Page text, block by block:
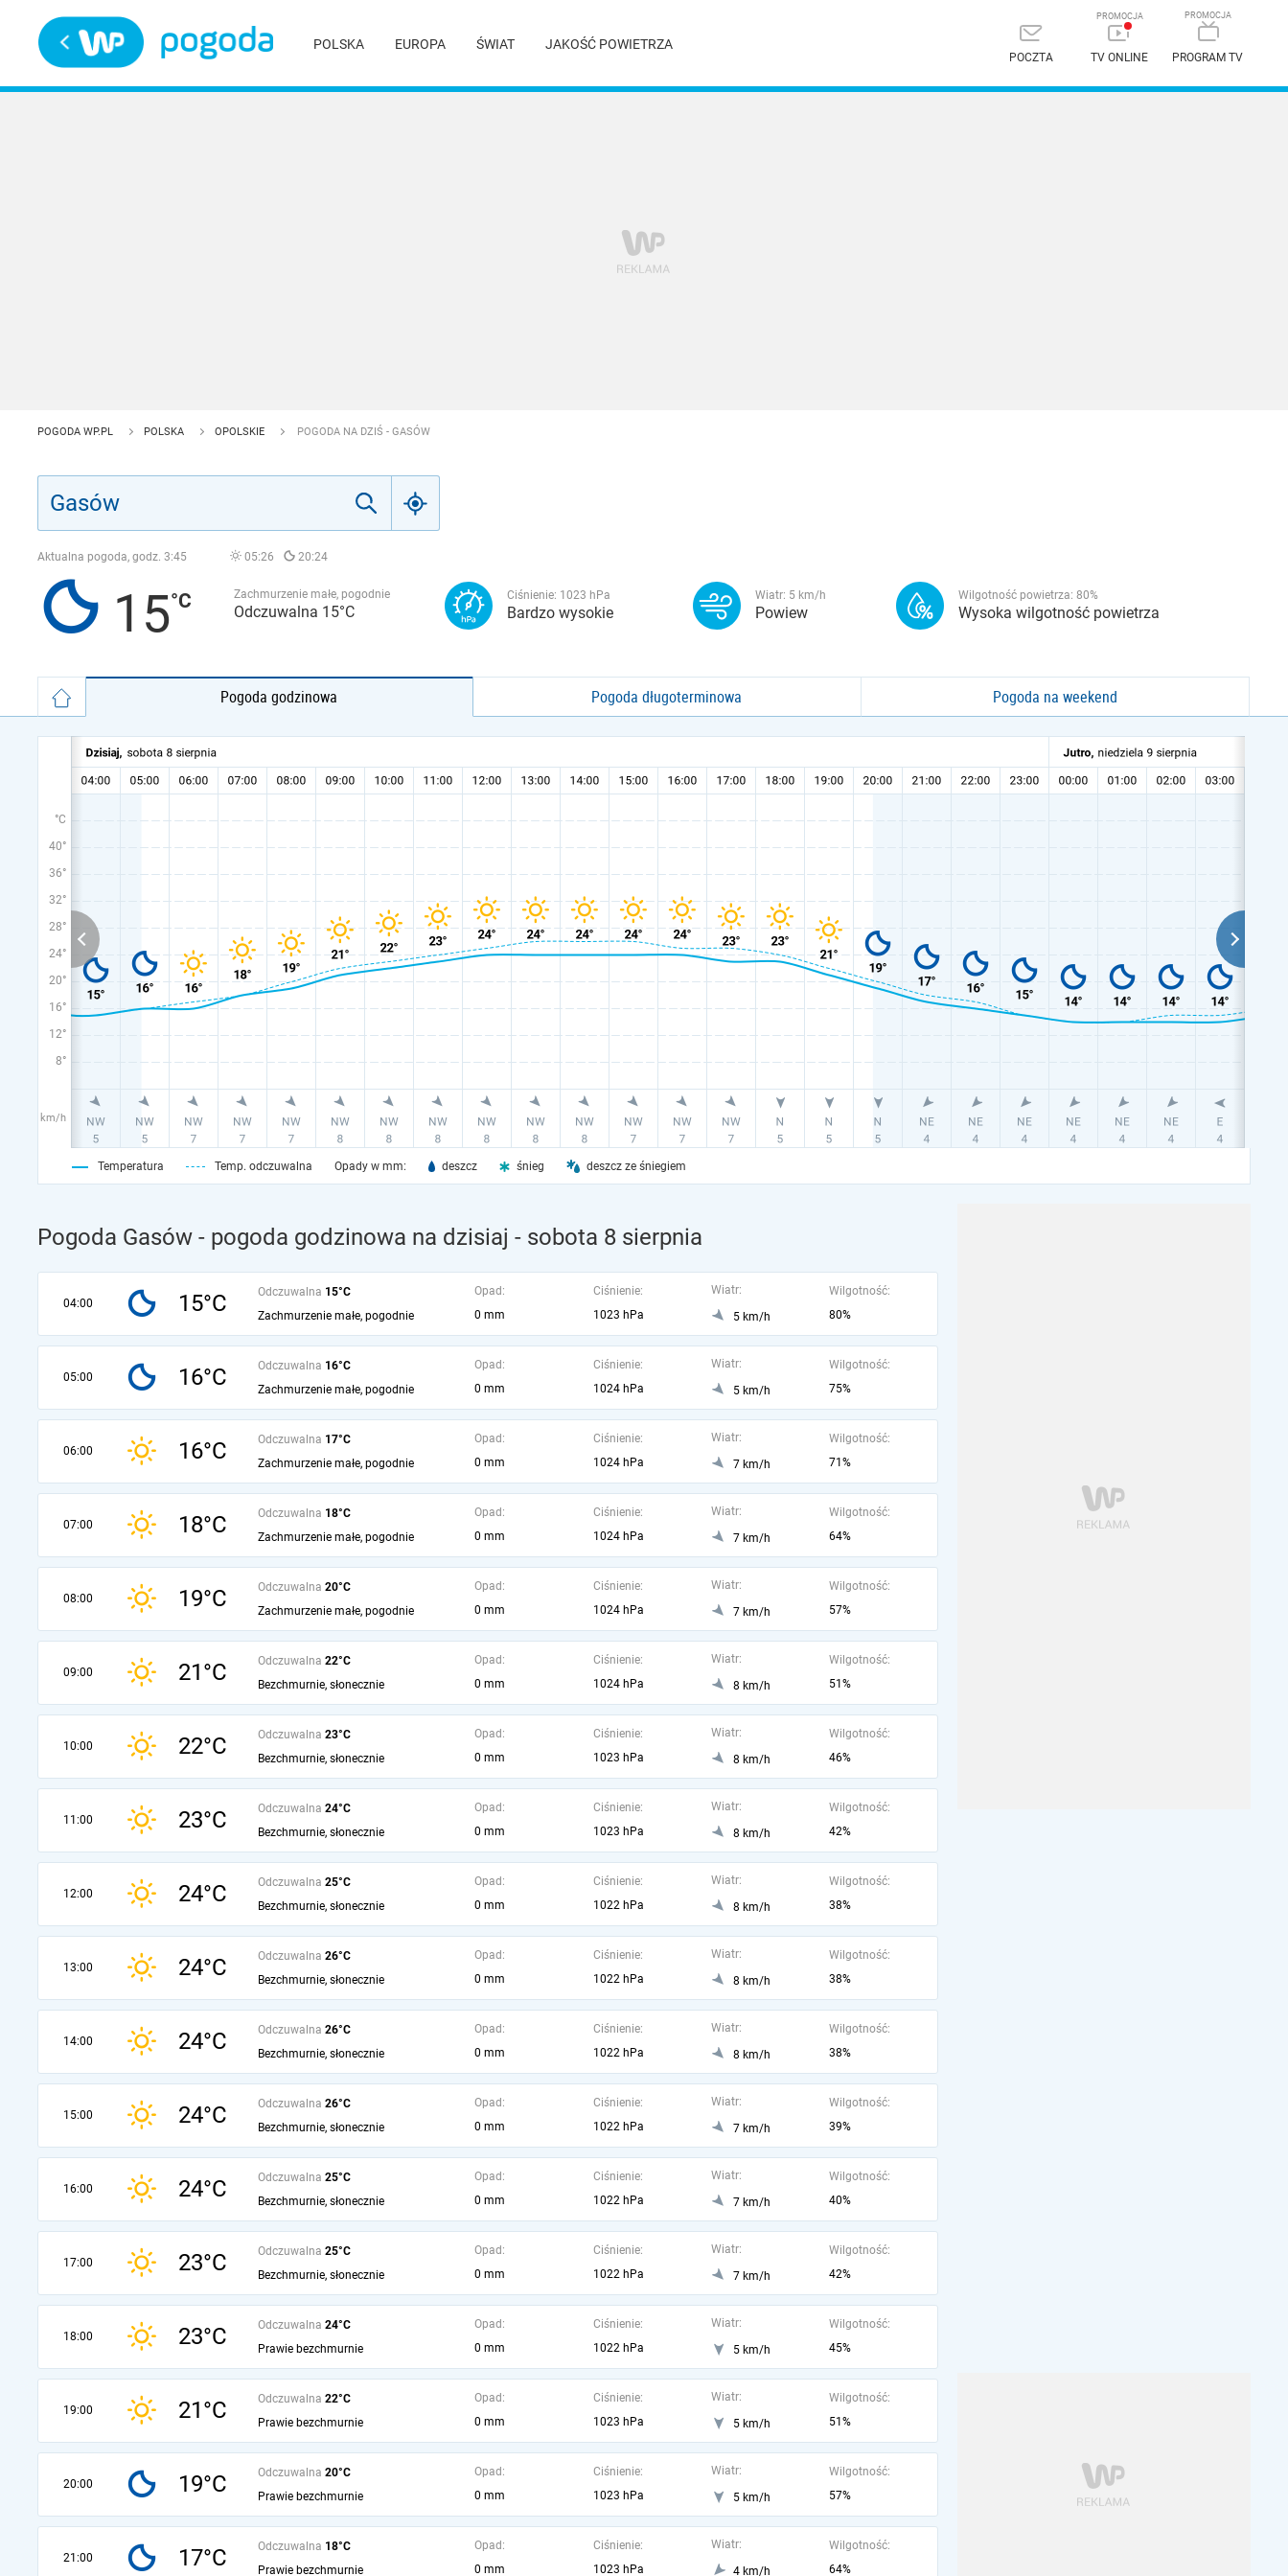
POLSKA EUROPA ŚWIAT JAKOŚĆ POWIETRZA
POCZTA TV ONLINE PROGRAM TV
POGODA WP.PL POLSKA OPOLSKIE POGODA NA DZIŚ - GASÓW
Aktualna pogoda, godz. 3:45 05:26 20:24
15 Zachmurzenie małe, pogodnie
Odczuwalna 15°C
Ciśnienie: 1023 hPa
Bardzo wysokie
Wiatr: 5 km/h
Powiew
Wilgotność powietrza: 80%
Wysoka wilgotność powietrza
Pogoda godzinowa Pogoda długoterminowa Pogoda na weekend
°C
40°
36°
32°
28°
24°
20°
16°
12°
8°
km/h
Temperatura Temp. odczuwalna Opady w mm: deszcz śnieg deszcz ze śniegiem
Pogoda Gasów - pogoda godzinowa na dzisiaj - sobota 8 sierpnia
04:00 15°C Odczuwalna 15°C
Zachmurzenie małe, pogodnie
Opad:
0 mm
Ciśnienie:
1023 hPa
Wiatr:
5 km/h
Wilgotność:
80%
05:00 16°C Odczuwalna 16°C
Zachmurzenie małe, pogodnie
Opad:
0 mm
Ciśnienie:
1024 hPa
Wiatr:
5 km/h
Wilgotność:
75%
06:00 16°C Odczuwalna 17°C
Zachmurzenie małe, pogodnie
Opad:
0 mm
Ciśnienie:
1024 hPa
Wiatr:
7 km/h
Wilgotność:
71%
07:00 18°C Odczuwalna 18°C
Zachmurzenie małe, pogodnie
Opad:
0 mm
Ciśnienie:
1024 hPa
Wiatr:
7 km/h
Wilgotność:
64%
08:00 19°C Odczuwalna 20°C
Zachmurzenie małe, pogodnie
Opad:
0 mm
Ciśnienie:
1024 hPa
Wiatr:
7 km/h
Wilgotność:
57%
09:00 21°C Odczuwalna 22°C
Bezchmurnie, słonecznie
Opad:
0 mm
Ciśnienie:
1024 hPa
Wiatr:
8 km/h
Wilgotność:
51%
10:00 22°C Odczuwalna 23°C
Bezchmurnie, słonecznie
Opad:
0 mm
Ciśnienie:
1023 hPa
Wiatr:
8 km/h
Wilgotność:
46%
11:00 23°C Odczuwalna 24°C
Bezchmurnie, słonecznie
Opad:
0 mm
Ciśnienie:
1023 hPa
Wiatr:
8 km/h
Wilgotność:
42%
12:00 24°C Odczuwalna 25°C
Bezchmurnie, słonecznie
Opad:
0 mm
Ciśnienie:
1022 hPa
Wiatr:
8 km/h
Wilgotność:
38%
13:00 24°C Odczuwalna 26°C
Bezchmurnie, słonecznie
Opad:
0 mm
Ciśnienie:
1022 hPa
Wiatr:
8 km/h
Wilgotność:
38%
14:00 24°C Odczuwalna 26°C
Bezchmurnie, słonecznie
Opad:
0 mm
Ciśnienie:
1022 hPa
Wiatr:
8 km/h
Wilgotność:
38%
15:00 24°C Odczuwalna 26°C
Bezchmurnie, słonecznie
Opad:
0 mm
Ciśnienie:
1022 hPa
Wiatr:
7 km/h
Wilgotność:
39%
16:00 24°C Odczuwalna 25°C
Bezchmurnie, słonecznie
Opad:
0 mm
Ciśnienie:
1022 hPa
Wiatr:
7 km/h
Wilgotność:
40%
17:00 23°C Odczuwalna 25°C
Bezchmurnie, słonecznie
Opad:
0 mm
Ciśnienie:
1022 hPa
Wiatr:
7 km/h
Wilgotność:
42%
18:00 23°C Odczuwalna 24°C
Prawie bezchmurnie
Opad:
0 mm
Ciśnienie:
1022 hPa
Wiatr:
5 km/h
Wilgotność:
45%
19:00 21°C Odczuwalna 22°C
Prawie bezchmurnie
Opad:
0 mm
Ciśnienie:
1023 hPa
Wiatr:
5 km/h
Wilgotność:
51%
20:00 19°C Odczuwalna 20°C
Prawie bezchmurnie
Opad:
0 mm
Ciśnienie:
1023 hPa
Wiatr:
5 km/h
Wilgotność:
57%
21:00 17°C Odczuwalna 18°C
Prawie bezchmurnie
Opad:
0 mm
Ciśnienie:
1023 hPa
Wiatr:
4 km/h
Wilgotność:
64%